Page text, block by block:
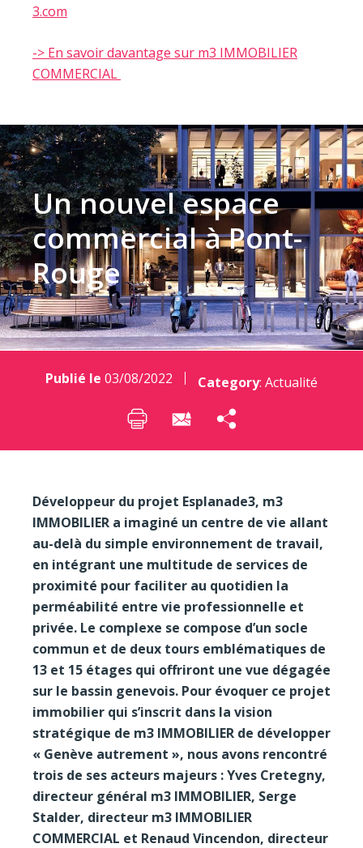
3.com
-> En savoir davantage sur m3 IMMOBILIER
COMMERCIAL
Un nouvel espace
commercial à Pont-
Rouge
Publié le 03/08/2022 Category: Actualité
Développeur du projet Esplanade3, m3
IMMOBILIER a imaginé un centre de vie allant
au-delà du simple environnement de travail,
en intégrant une multitude de services de
proximité pour faciliter au quotidien la
perméabilité entre vie professionnelle et
privée. Le complexe se compose d’un socle
commun et de deux tours emblématiques de
13 et 15 étages qui offriront une vue dégagée
sur le bassin genevois. Pour évoquer ce projet
immobilier qui s’inscrit dans la vision
stratégique de m3 IMMOBILIER de développer
« Genève autrement », nous avons rencontré
trois de ses acteurs majeurs : Yves Cretegny,
directeur général m3 IMMOBILIER, Serge
Stalder, directeur m3 IMMOBILIER
COMMERCIAL et Renaud Vincendon, directeur